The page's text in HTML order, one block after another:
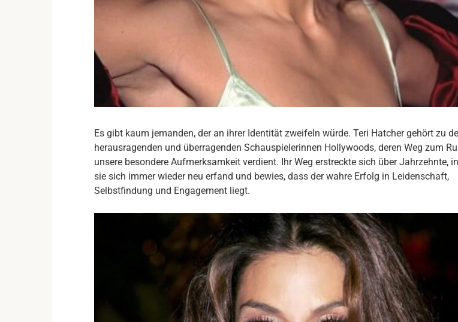
Es gibt kaum jemanden, der an ihrer Identität zweifeln würde. Teri Hatcher gehört zu
herausragenden und überragenden Schauspielerinnen Hollywoods, deren Weg zum
unsere besondere Aufmerksamkeit verdient. Ihr Weg erstreckte sich über Jahrzehnte,
sie sich immer wieder neu erfand und bewies, dass der wahre Erfolg in Leidenschaft,
Selbstfindung und Engagement liegt.